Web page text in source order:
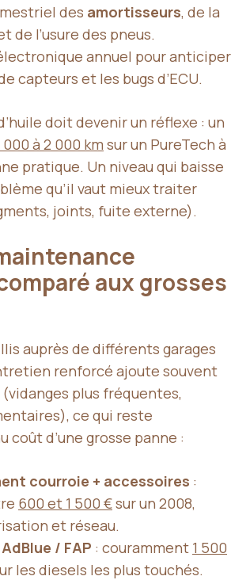
des amortisseurs, de la
de l’usure des pneus.
annuel pour anticiper
capteurs et les bugs d’ECU.
doit devenir un réflexe : un
000 à 2 000 km sur un PureTech à
pratique. Un niveau qui baisse
qu’il vaut mieux traiter
joints, fuite externe).
aux grosses
auprès de différents garages
renforcé ajoute souvent
(vidanges plus fréquentes,
ce qui reste
coût d’une grosse panne :
courroie + accessoires :
600 et 1 500 €sur un 2008,
et réseau.
/ FAP : couramment 1 500
les diesels les plus touchés.